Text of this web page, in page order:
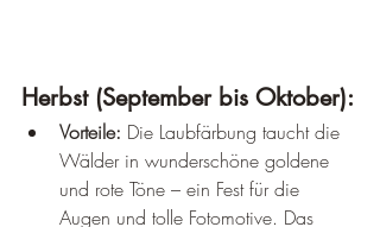
Herbst (September bis Oktober):
Vorteile: Die Laubfärbung taucht die
Wälder in wunderschöne goldene
und rote Töne – ein Fest für die
Augen und tolle Fotomotive. Das